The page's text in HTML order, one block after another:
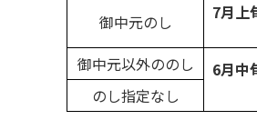
御中元のし
7月上
御中元以外ののし 6月中
のし指定なし